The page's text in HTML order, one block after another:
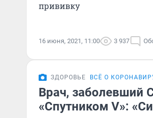
прививку
16 июня, 2021, 11:00 3 937
ЗДОРОВЬЕ ВСЁ О
Врач, заболевший
«Спутником V»: